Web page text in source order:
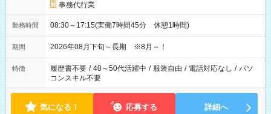
事務代行業
勤務時間 08:30～17:15(実働7時間45分 休憩1時間)
期間 2026年08月下旬～長期 ※8月～！
特徴 履歴書不要 / 40～50代活躍中 / 服装自由 / 電話対応なし / パソ
コンスキル不要
気になる！ 応募する 詳細へ